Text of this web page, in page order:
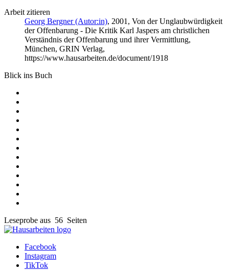
Arbeit zitieren
Georg Bergner (Autor:in), 2001, Von der Unglaubwürdigkeit
der Offenbarung - Die Kritik Karl Jaspers am christlichen
Verständnis der Offenbarung und ihrer Vermittlung,
München, GRIN Verlag,
https://www.hausarbeiten.de/document/1918
Blick ins Buch
Leseprobe aus 56 Seiten
Facebook
Instagram
TikTok